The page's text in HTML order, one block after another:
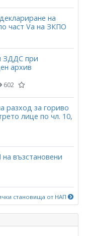
на
част Vа на ЗКПО
ЗДДС при
архив
602
разход за гориво
лице по чл. 10,
възстановени
становища от НАП